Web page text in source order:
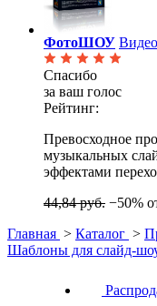
ФотоШОУ
Спасибо
за ваш голос
Рейтинг:
Превосходное
музыкальных
эффектами
44,84 руб. −50%
Главная > Каталог >
Шаблоны для слайд-